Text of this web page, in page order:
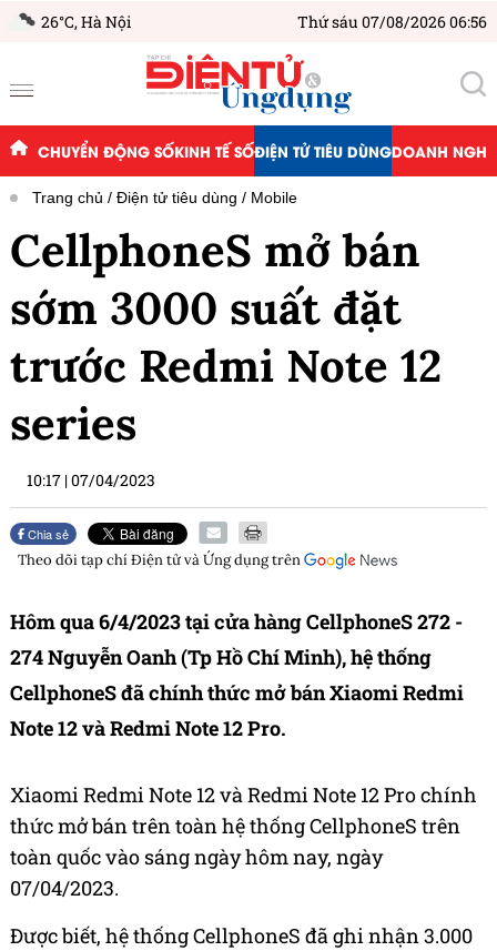
26°C,Hà Nội Thứ sáu 07/08/2026 06:56
CHUYỂN ĐỘNG SỐKINH TẾ SỐĐIỆN TỬ TIÊU DÙNGDOANH
Trang chủ Điện tử tiêu dùng Mobile
CellphoneS mở bán
sớm 3000 suất đặt
trước Redmi Note 12
series
10:17 |07/04/2023
Chia sẻ
Theo dõi tạp chíĐiện tử và Ứng dụngtrên
Hôm qua 6/4/2023 tại cửa hàng CellphoneS 272 -
274 Nguyễn Oanh (Tp Hồ Chí Minh), hệ thống
CellphoneS đã chính thức mở bán Xiaomi Redmi
Note 12 và Redmi Note 12 Pro.
Xiaomi Redmi Note 12 và Redmi Note 12 Prochính
thức mở bán trên toàn hệ thống CellphoneS trên
toàn quốc vào sáng ngày hôm nay, ngày
07/04/2023.
Được biết, hệ thống CellphoneS đã ghi nhận 3.000